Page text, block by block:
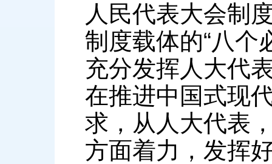
人民代表大会制
制度载体的“八个
充分发挥人大代
在推进中国式现
求，从人大代表
方面着力，发挥